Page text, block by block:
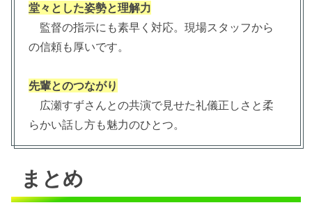
堂々とした姿勢と理解力
監督の指示にも素早く対応。現場スタッフから
の信頼も厚いです。
先輩とのつながり
広瀬すずさんとの共演で見せた礼儀正しさと柔
らかい話し方も魅力のひとつ。
まとめ